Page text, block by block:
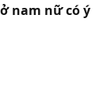
nam nữ có ý